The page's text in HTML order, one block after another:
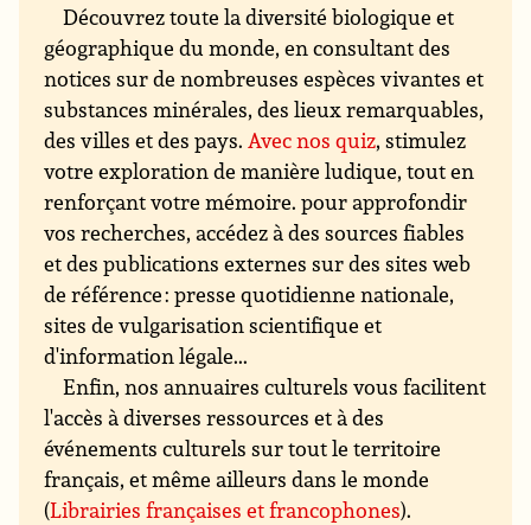
Découvrez toute la diversité biologique et
géographique du monde, en consultant des
notices sur de nombreuses espèces vivantes et
substances minérales, des lieux remarquables,
des villes et des pays. Avec nos quiz, stimulez
votre exploration de manière ludique, tout en
renforçant votre mémoire. pour approfondir
vos recherches, accédez à des sources fiables
et des publications externes sur des sites web
de référence : presse quotidienne nationale,
sites de vulgarisation scientifique et
d'information légale...
Enfin, nos annuaires culturels vous facilitent
l'accès à diverses ressources et à des
événements culturels sur tout le territoire
français, et même ailleurs dans le monde
(Librairies françaises et francophones).